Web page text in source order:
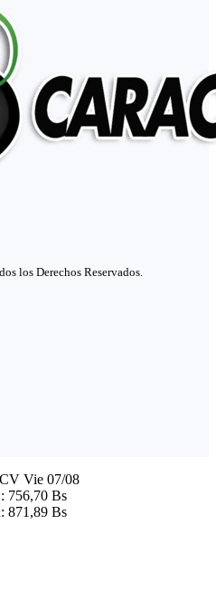
los Derechos Reservados.
Vie 07/08
756,70 Bs
871,89 Bs